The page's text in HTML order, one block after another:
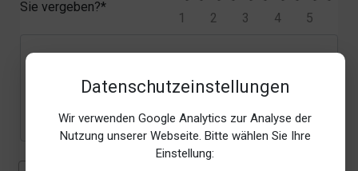
Datenschutzeinstellungen
Wir verwenden Google Analytics zur Analyse der
Nutzung unserer Webseite. Bitte wählen Sie Ihre
Einstellung:
Sie vergeben?*
5
4
3
2
1